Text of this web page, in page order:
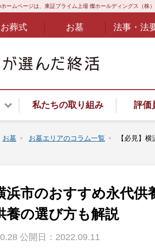
ホームページは、東証プライム上場 燦ホールディングス（株
お葬式 お墓 法事・法
介
ず相談ダイヤル
私たちの取り組み 評価
お墓 お墓エリアのコラム一覧 【必見】
浜市のおすすめ永代供
養の選び方も解説
公開日：2022.09.11